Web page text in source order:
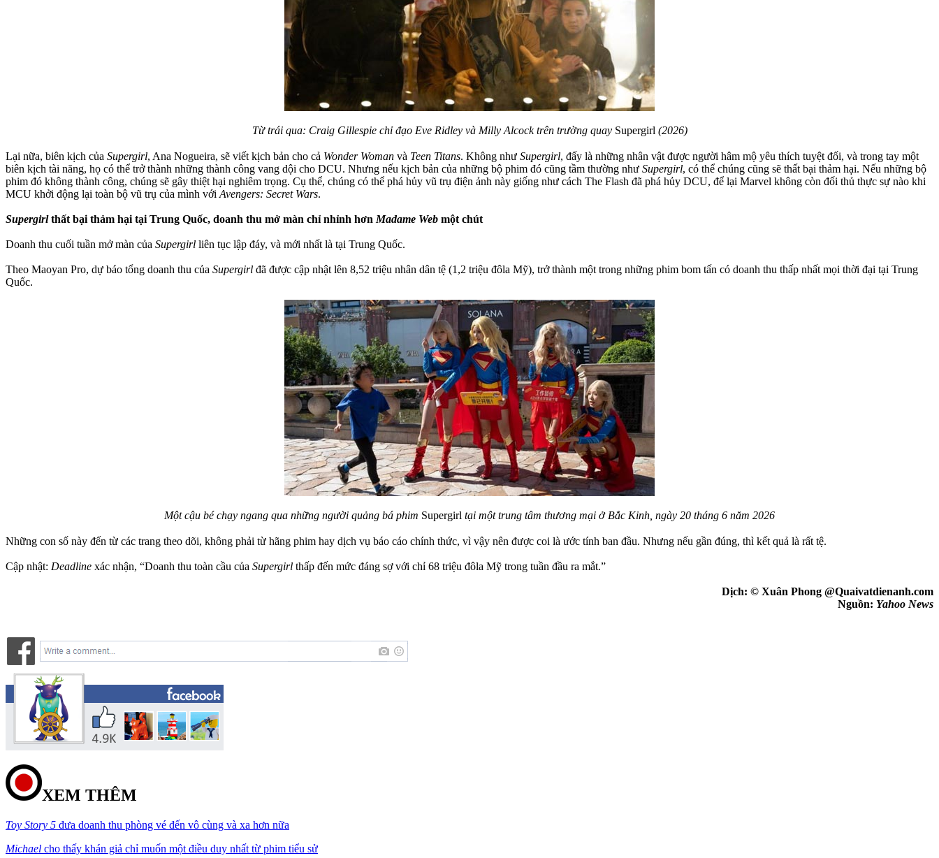
Từ trái qua: Craig Gillespie chỉ đạo Eve Ridley và Milly Alcock trên trường quaySupergirl (2026)
Lại nữa, biên kịch của Supergirl, Ana Nogueira, sẽ viết kịch bản cho cả Wonder Woman và Teen Titans. Không như Supergirl, đấy là những nhân vật được người hâm mộ yêu thích tuyệt đối, và trong tay một
biên kịch tài năng, họ có thể trở thành những thành công vang dội cho DCU. Nhưng nếu kịch bản của những bộ phim đó cũng tầm thường như Supergirl, có thể chúng cũng sẽ thất bại thảm hại. Nếu những bộ
phim đó không thành công, chúng sẽ gây thiệt hại nghiêm trọng. Cụ thể, chúng có thể phá hủy vũ trụ điện ảnh này giống như cách The Flash đã phá hủy DCU, để lại Marvel không còn đối thủ thực sự nào khi
MCU khởi động lại toàn bộ vũ trụ của mình với Avengers: Secret Wars.
Supergirlthất bại thảm hại tại Trung Quốc, doanh thu mở màn chỉ nhỉnh hơn Madame Web một chút
Doanh thu cuối tuần mở màn của Supergirl liên tục lập đáy, và mới nhất là tại Trung Quốc.
Theo Maoyan Pro, dự báo tổng doanh thu của Supergirl đã được cập nhật lên 8,52 triệu nhân dân tệ (1,2 triệu đôla Mỹ), trở thành một trong những phim bom tấn có doanh thu thấp nhất mọi thời đại tại Trung
Quốc.
Một cậu bé chạy ngang qua những người quảng bá phim Supergirl tại một trung tâm thương mại ở Bắc Kinh, ngày 20 tháng 6 năm 2026
Những con số này đến từ các trang theo dõi, không phải từ hãng phim hay dịch vụ báo cáo chính thức, vì vậy nên được coi là ước tính ban đầu. Nhưng nếu gần đúng, thì kết quả là rất tệ.
Cập nhật: Deadline xác nhận, “Doanh thu toàn cầu của Supergirl thấp đến mức đáng sợ với chỉ 68 triệu đôla Mỹ trong tuần đầu ra mắt.”
Dịch: © Xuân Phong @Quaivatdienanh.com
Nguồn: Yahoo News
XEM THÊM
Toy Story 5 đưa doanh thu phòng vé đến vô cùng và xa hơn nữa
Michael cho thấy khán giả chỉ muốn một điều duy nhất từ phim tiểu sử